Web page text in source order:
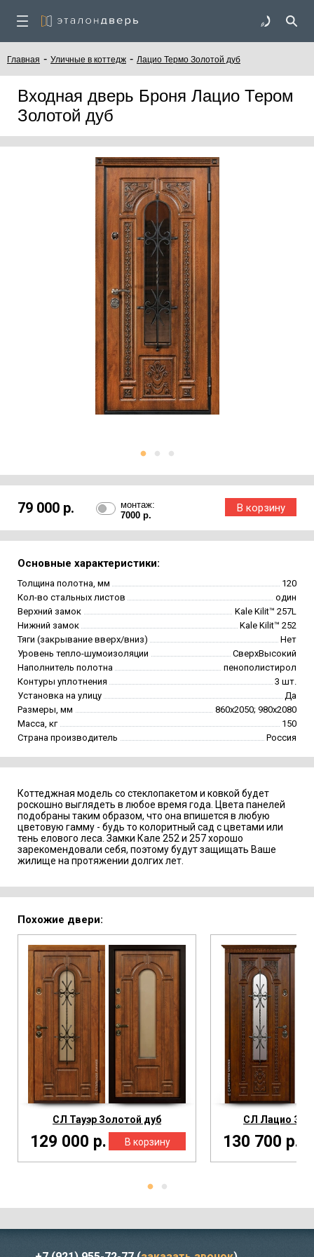
Главная - Уличные в коттедж - Лацио Термо Золотой дуб
Входная дверь Броня Лацио Тером
Золотой дуб
79 000 р.
монтаж:
7000 р.
Основные характеристики:
Толщина полотна, мм
120
Кол-во стальных листов
один
Верхний замок
Kale Kilit™ 257L
Нижний замок
Kale Kilit™ 252
Тяги (закрывание вверх/вниз)
Нет
Уровень тепло-шумоизоляции
СверхВысокий
Наполнитель полотна
пенополистирол
Контуры уплотнения
3 шт.
Установка на улицу
Да
Размеры, мм
860х2050; 980х2080
Масса, кг
150
Страна производитель
Россия
Коттеджная модель со стеклопакетом и ковкой будет
роскошно выглядеть в любое время года. Цвета панелей
подобраны таким образом, что она впишется в любую
цветовую гамму - будь то колоритный сад с цветами или
тень елового леса. Замки Кале 252 и 257 хорошо
зарекомендовали себя, поэтому будут защищать Ваше
жилище на протяжении долгих лет.
Похожие двери:
СЛ Тауэр Золотой дуб
129 000 р.
СЛ Лацио
130 700 р.